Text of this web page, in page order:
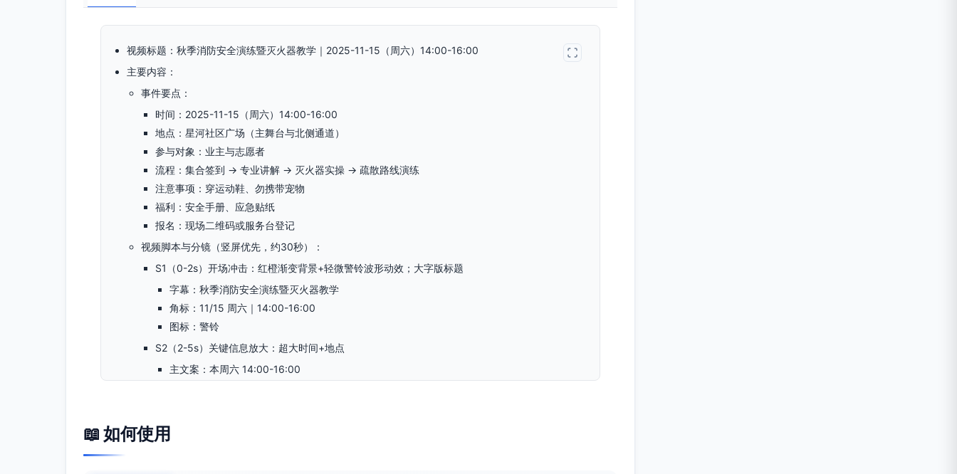
视频标题：秋季消防安全演练暨灭火器教学｜2025-11-15（周六）14:00-16:00
主要内容：
事件要点：
时间：2025-11-15（周六）14:00-16:00
地点：星河社区广场（主舞台与北侧通道）
参与对象：业主与志愿者
流程：集合签到 → 专业讲解 → 灭火器实操 → 疏散路线演练
注意事项：穿运动鞋、勿携带宠物
福利：安全手册、应急贴纸
报名：现场二维码或服务台登记
视频脚本与分镜（竖屏优先，约30秒）：
S1（0-2s）开场冲击：红橙渐变背景+轻微警铃波形动效；大字版标题
字幕：秋季消防安全演练暨灭火器教学
角标：11/15 周六｜14:00-16:00
图标：警铃
S2（2-5s）关键信息放大：超大时间+地点
主文案：本周六 14:00-16:00
S3（5-9s）流程卡片（水平滑入，箭头连接）
📖 如何使用